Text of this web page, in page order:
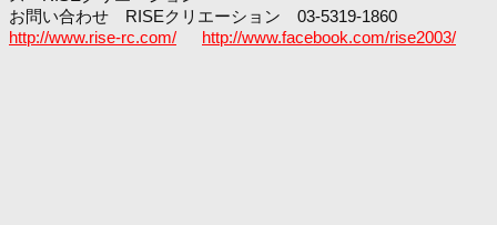
お問い合わせ RISEクリエーション 03-5319-1860
http://www.rise-rc.com/
http://www.facebook.com/rise2003/